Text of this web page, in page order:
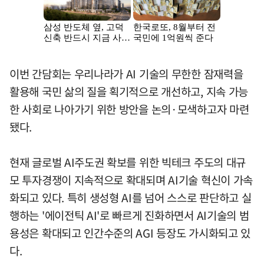
이번 간담회는 우리나라가 AI 기술의 무한한 잠재력을
활용해 국민 삶의 질을 획기적으로 개선하고, 지속 가능
한 사회로 나아가기 위한 방안을 논의·모색하고자 마련
됐다.
현재 글로벌 AI주도권 확보를 위한 빅테크 주도의 대규
모 투자경쟁이 지속적으로 확대되며 AI기술 혁신이 가속
화되고 있다. 특히 생성형 AI를 넘어 스스로 판단하고 실
행하는 '에이전틱 AI'로 빠르게 진화하면서 AI기술의 범
용성은 확대되고 인간수준의 AGI 등장도 가시화되고 있
다.